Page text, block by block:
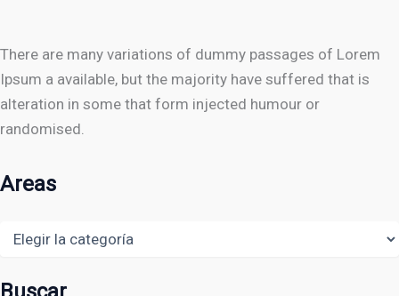
There are many variations of dummy passages of Lorem
Ipsum a available, but the majority have suffered that is
alteration in some that form injected humour or
randomised.
Areas